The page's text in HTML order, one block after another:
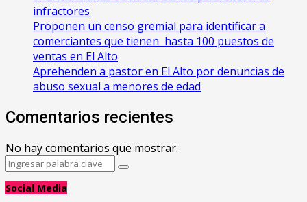
infractores
Proponen un censo gremial para identificar a
comerciantes que tienen hasta 100 puestos de
ventas en El Alto
Aprehenden a pastor en El Alto por denuncias de
abuso sexual a menores de edad
Comentarios recientes
No hay comentarios que mostrar.
Search
Search
Social Media